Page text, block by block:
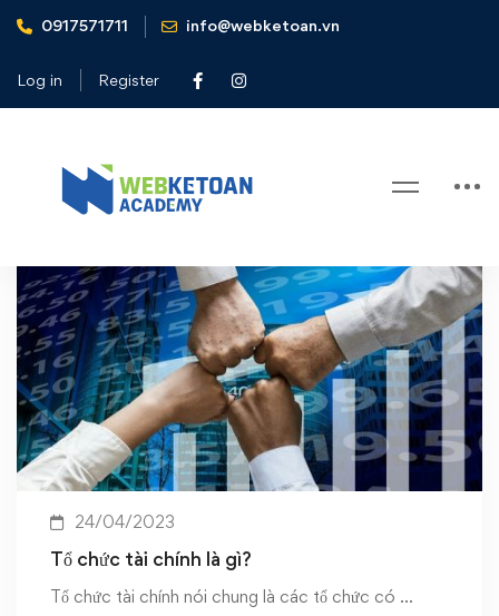
0917571711 info@webketoan.vn
Log in Register
Home tổ chức tài chính
Tag: tổ chức tài chính
24/04/2023
Tổ chức tài chính là gì?
Tổ chức tài chính nói chung là các tổ chức có …